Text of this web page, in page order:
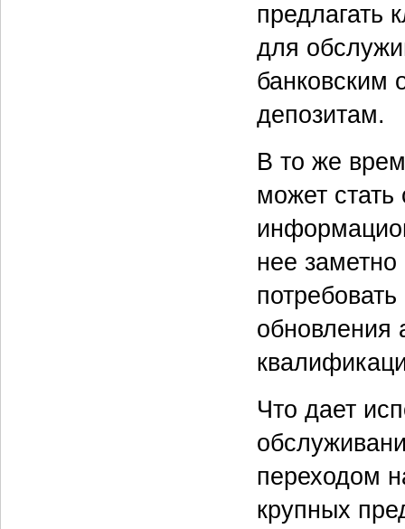
предлагать
для
банковским
депозитам.
В то же
может
нее
обновления
Что дает
переходом
крупных